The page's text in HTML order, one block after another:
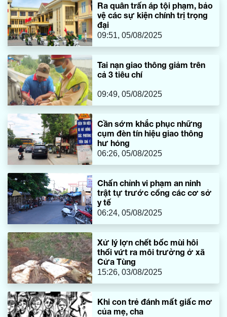
Ra quân trấn áp tội phạm, bảo
vệ các sự kiện chính trị trọng
đại
09:51, 05/08/2025
Tai nạn giao thông giảm trên
cả 3 tiêu chí
09:49, 05/08/2025
Cần sớm khắc phục những
cụm đèn tín hiệu giao thông
hư hỏng
06:26, 05/08/2025
Chấn chỉnh vi phạm an ninh
trật tự trước cổng các cơ sở
y tế
06:24, 05/08/2025
Xử lý lợn chết bốc mùi hôi
thối vứt ra môi trường ở xã
Cửa Tùng
15:26, 03/08/2025
Khi con trẻ đánh mất giấc mơ
của mẹ, cha